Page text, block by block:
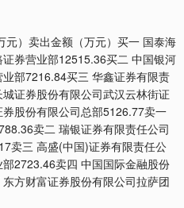
）卖出金额（万元）买一 国泰海
券营业部12515.36买二 中国银河
部7216.84买三 华鑫证券有限责
证券股份有限公司武汉云林街证
股份有限公司总部5126.77卖一
卖二 瑞银证券有限责任公司
卖三 高盛(中国)证券有限责任公
2723.46卖四 中国国际金融股份
方财富证券股份有限公司拉萨团